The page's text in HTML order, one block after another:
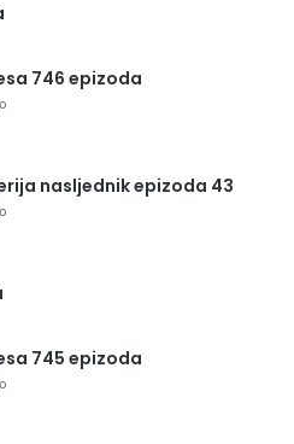
746 epizoda
nasljednik epizoda 43
745 epizoda